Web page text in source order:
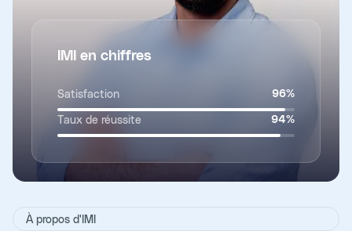
IMI en chiffres
Satisfaction 96%
Taux de réussite 94%
À propos d'IMI